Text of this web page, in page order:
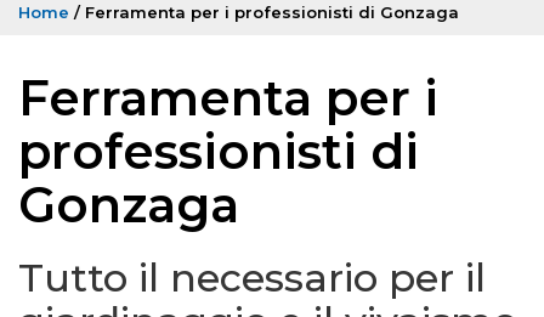
Home / Ferramenta per i professionisti di Gonzaga
Ferramenta per i
professionisti di
Gonzaga
Tutto il necessario per il